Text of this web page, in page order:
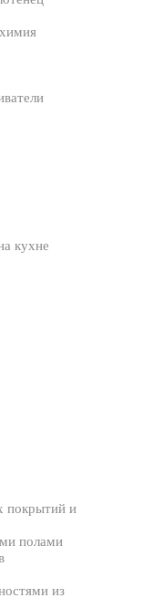
кухне
покрытий и
полами
из